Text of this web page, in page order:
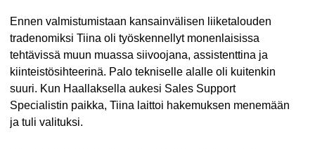
Ennen valmistumistaan kansainvälisen liiketalouden
tradenomiksi Tiina oli työskennellyt monenlaisissa
tehtävissä muun muassa siivoojana, assistenttina ja
kiinteistösihteerinä. Palo tekniselle alalle oli kuitenkin
suuri. Kun Haallaksella aukesi Sales Support
Specialistin paikka, Tiina laittoi hakemuksen menemään
ja tuli valituksi.